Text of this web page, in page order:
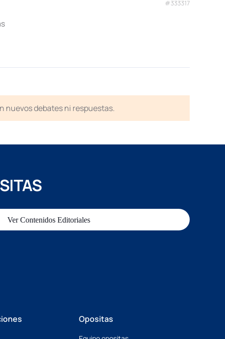
#333317
nuevos debates ni respuestas.
Ver Contenidos Editoriales
Opositas